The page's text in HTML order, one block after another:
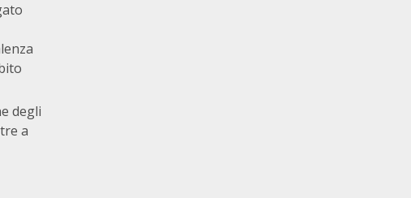
degli
a